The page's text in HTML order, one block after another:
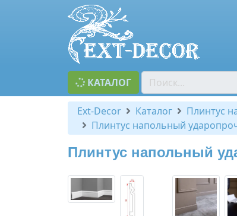
КАТАЛОГ
Ext-Decor Каталог Плинтус
Плинтус напольный
Плинтус напольный